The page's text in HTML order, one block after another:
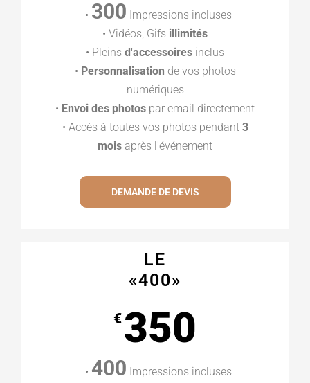
• 300 Impressions incluses
• Vidéos, Gifs illimités
• Pleins d'accessoires inclus
• Personnalisation de vos photos
numériques
• Envoi des photos par email directement
• Accès à toutes vos photos pendant 3
mois après l'événement
DEMANDE DE DEVIS
LE
«400»
€350
• 400 Impressions incluses